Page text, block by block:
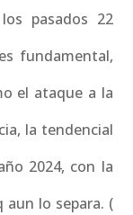
pasados 22
fundamental,
el ataque a la
la tendencial
2024, con la
aun lo separa. (